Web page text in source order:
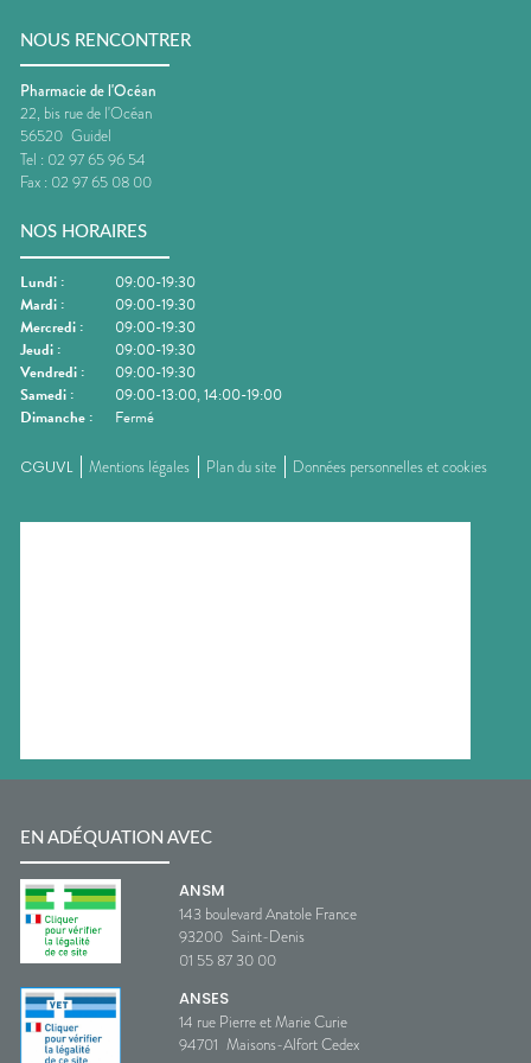
NOUS RENCONTRER
Pharmacie de l'Océan
22, bis rue de l'Océan
56520 Guidel
Tel : 02 97 65 96 54
Fax : 02 97 65 08 00
NOS HORAIRES
Lundi :
09:00-19:30
Mardi :
09:00-19:30
Mercredi :
09:00-19:30
Jeudi :
09:00-19:30
Vendredi :
09:00-19:30
Samedi :
09:00-13:00, 14:00-19:00
Dimanche : Fermé
CGUVL Mentions légales Plan du site Données personnelles et cookies
EN ADÉQUATION AVEC
ANSM
143 boulevard Anatole France
93200 Saint-Denis
01 55 87 30 00
ANSES
14 rue Pierre et Marie Curie
94701 Maisons-Alfort Cedex